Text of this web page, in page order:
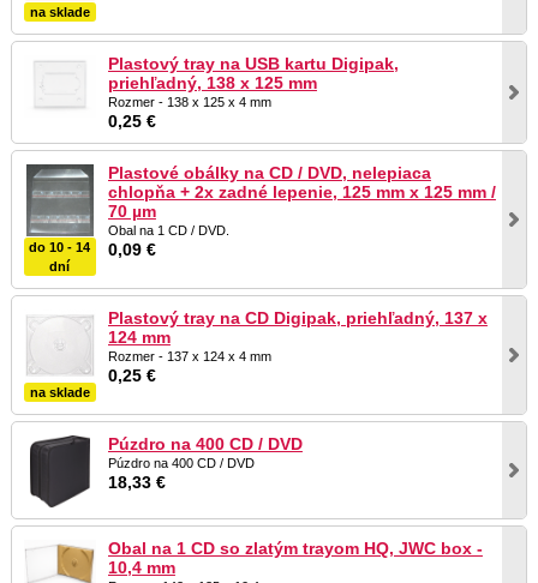
na sklade
Plastový tray na USB kartu Digipak,
priehľadný, 138 x 125 mm
Rozmer - 138 x 125 x 4 mm
0,25 €
do 10 - 14
dní
Plastové obálky na CD / DVD, nelepiaca
chlopňa + 2x zadné lepenie, 125 mm x 125 mm /
70 µm
Obal na 1 CD / DVD.
0,09 €
na sklade
Plastový tray na CD Digipak, priehľadný, 137 x
124 mm
Rozmer - 137 x 124 x 4 mm
0,25 €
Púzdro na 400 CD / DVD
Púzdro na 400 CD / DVD
18,33 €
Obal na 1 CD so zlatým trayom HQ, JWC box -
10,4 mm